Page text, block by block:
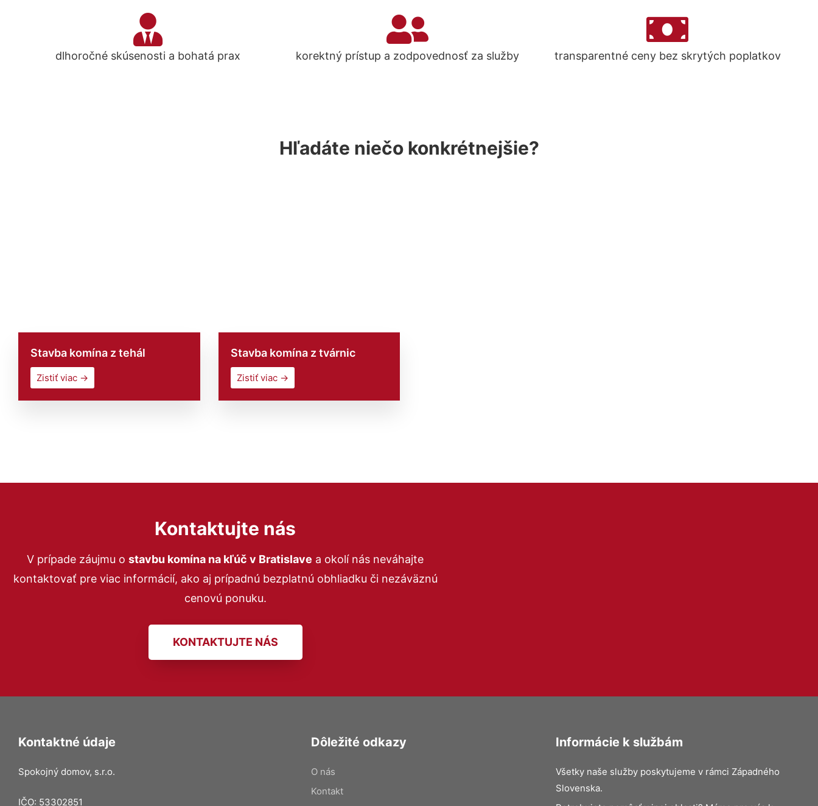
dlhoročné skúsenosti a bohatá prax korektný prístup a zodpovednosť za služby transparentné ceny bez skrytých poplatkov
Hľadáte niečo konkrétnejšie?
Stavba komína z tehál
Zistiť viac →
Stavba komína z tvárnic
Zistiť viac →
Kontaktujte nás
V prípade záujmu o stavbu komína na kľúč v Bratislave a okolí nás neváhajte
kontaktovať pre viac informácií, ako aj prípadnú bezplatnú obhliadku či nezáväznú
cenovú ponuku.
KONTAKTUJTE NÁS
Kontaktné údaje
Spokojný domov, s.r.o.
IČO: 53302851
Dôležité odkazy
O nás
Kontakt
Informácie k službám
Všetky naše služby poskytujeme v rámci Západného
Slovenska.